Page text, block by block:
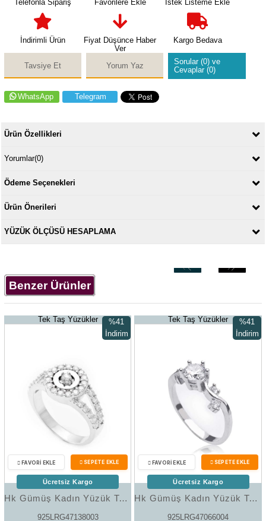
Telefonla Sipariş Favorilere Ekle İstek Listeme Ekle
İndirimli Ürün
Fiyat Düşünce Haber
Ver
Kargo Bedava
Tavsiye Et Yorum Yaz
Sorular (0) ve
Cevaplar (0)
WhatsApp Telegram
Ürün Özellikleri
Yorumlar(0)
Ödeme Seçenekleri
Ürün Önerileri
YÜZÜK ÖLÇÜSÜ HESAPLAMA
Benzer Ürünler
Tek Taş Yüzükler
Hk Gümüş Kadın Yüzük Tek Taş |Gümüş Takı Hediyelik Ürünler
925LRG47138003
%41
İndirim
Ücretsiz Kargo
Tek Taş Yüzükler
Hk Gümüş Kadın Yüzük Tek Taş |Gümüş Takı Hediyelik Ürünler
925LRG47066004
%41
İndirim
Ücretsiz Kargo
‹ ›